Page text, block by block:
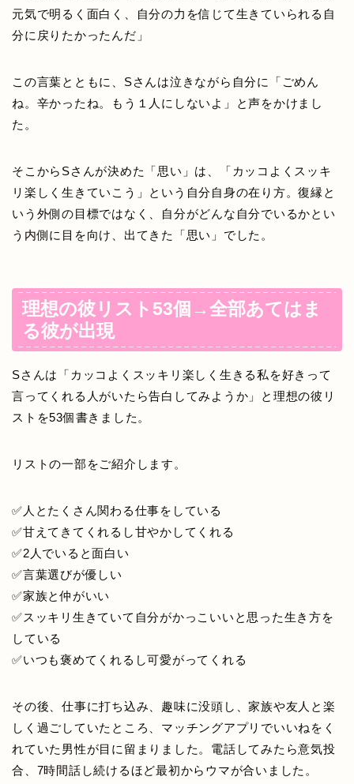
元気で明るく面白く、自分の力を信じて生きていられる自
分に戻りたかったんだ」
この言葉とともに、Sさんは泣きながら自分に「ごめん
ね。辛かったね。もう１人にしないよ」と声をかけまし
た。
そこからSさんが決めた「思い」は、「カッコよくスッキ
リ楽しく生きていこう」という自分自身の在り方。復縁と
いう外側の目標ではなく、自分がどんな自分でいるかとい
う内側に目を向け、出てきた「思い」でした。
理想の彼リスト53個→全部あてはま
る彼が出現
Sさんは「カッコよくスッキリ楽しく生きる私を好きって
言ってくれる人がいたら告白してみようか」と理想の彼リ
ストを53個書きました。
リストの一部をご紹介します。
✅人とたくさん関わる仕事をしている
✅甘えてきてくれるし甘やかしてくれる
✅2人でいると面白い
✅言葉選びが優しい
✅家族と仲がいい
✅スッキリ生きていて自分がかっこいいと思った生き方を
している
✅いつも褒めてくれるし可愛がってくれる
その後、仕事に打ち込み、趣味に没頭し、家族や友人と楽
しく過ごしていたところ、マッチングアプリでいいねをく
れていた男性が目に留まりました。電話してみたら意気投
合、7時間話し続けるほど最初からウマが合いました。